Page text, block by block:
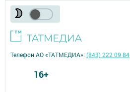
Телефон АО «ТАТМЕДИА»:(843) 222 09 84
16+